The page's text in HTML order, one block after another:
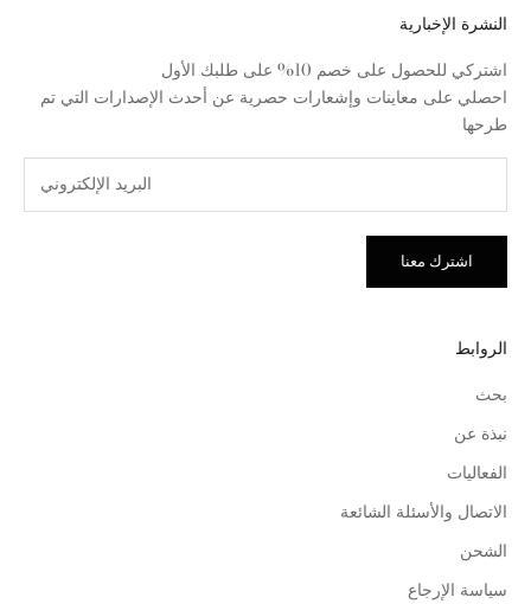
النشرة الإخبارية
اشتركي للحصول على خصم 10% على طلبك الأول
احصلي على معاينات وإشعارات حصرية عن أحدث الإصدارات التي تم
طرحها
اشترك معنا
الروابط
بحث
نبذة عن
الفعاليات
الاتصال والأسئلة الشائعة
الشحن
سياسة الإرجاع